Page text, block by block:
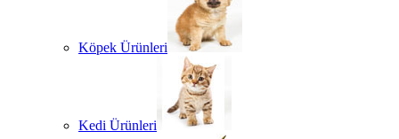
Köpek Ürünleri
Kedi Ürünleri